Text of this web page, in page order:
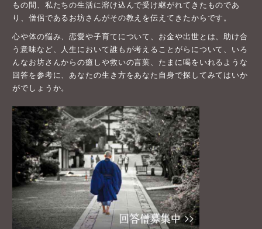
もの間、私たちの生活に溶け込んで受け継がれてきたものであ
り、僧侶であるお坊さんがその教えを伝えてきたからです。
心や体の悩み、恋愛や子育てについて、お金や出世とは、助け合
う意味など、人生において誰もが考えることがらについて、いろ
んなお坊さんからの癒しや救いの言葉、たまに喝をいれるような
回答を参考に、あなたの生き方をあなた自身で探してみてはいか
がでしょうか。